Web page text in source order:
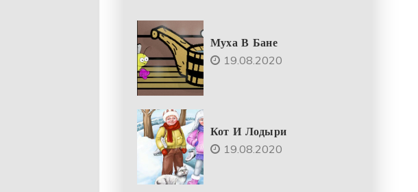
Муха В Бане
19.08.2020
Кот И Лодыри
19.08.2020